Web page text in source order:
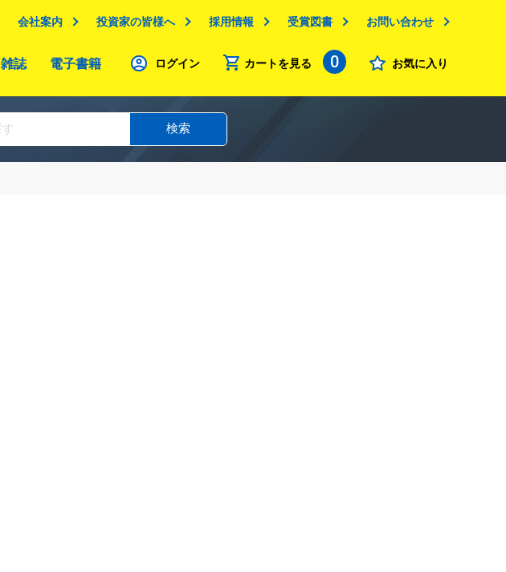
会社案内 投資家の皆様へ 採用情報 受賞図書 お問い合わせ
雑誌 電子書籍 ログイン カートを見る 0 お気に入り
検索